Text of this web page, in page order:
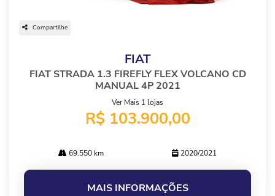
Compartilhe
FIAT
FIAT STRADA 1.3 FIREFLY FLEX VOLCANO CD
MANUAL 4P 2021
Ver Mais 1 lojas
R$ 103.900,00
69.550 km 2020/2021
MAIS INFORMAÇÕES